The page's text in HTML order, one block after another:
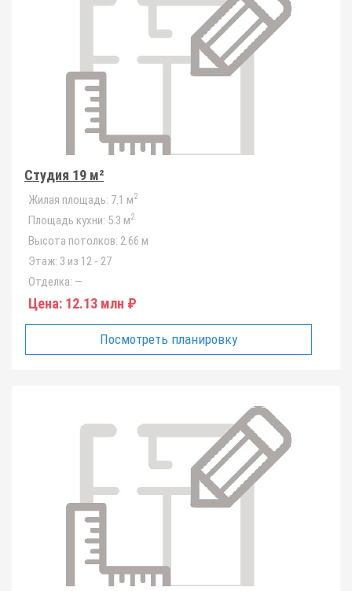
Студия 19 м²
Жилая площадь: 7.1 м2
Площадь кухни: 5.3 м2
Высота потолков: 2.66 м
Этаж: 3 из 12 - 27
Отделка: —
Цена: 12.13 млн ₽
Посмотреть планировку